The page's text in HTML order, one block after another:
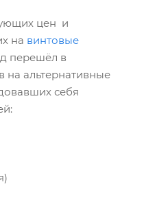
цен и
на винтовые
перешёл в
на альтернативные
себя